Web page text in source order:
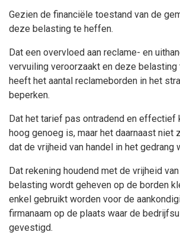
Gezien de financiële toestand van de
deze belasting te heffen.
Dat een overvloed aan reclame- en
vervuiling veroorzaakt en deze belasting
heeft het aantal reclameborden in het
beperken.
Dat het tarief pas ontradend en effectief
hoog genoeg is, maar het daarnaast niet
dat de vrijheid van handel in het gedrang
Dat rekening houdend met de vrijheid
belasting wordt geheven op de borden
enkel gebruikt worden voor de
firmanaam op de plaats waar de
gevestigd.